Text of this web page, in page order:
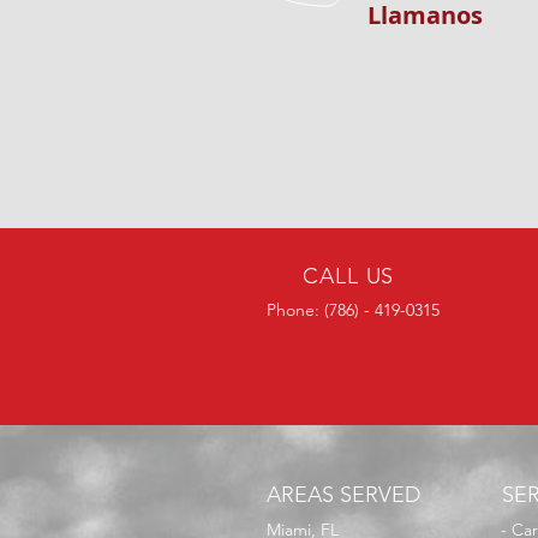
Llamanos
CALL US
Phone: (786) - 419-0315
AREAS SERVED
Miami, FL -